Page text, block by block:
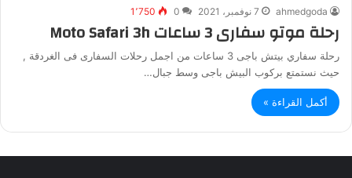
ahmedgoda 7 نوفمبر، 2021 0 1٬750
رحلة موتو سفارى 3 ساعات Moto Safari 3h
رحلة سفاري بيتش باجى 3 ساعات من اجمل رحلات السفارى فى الغردقة ,
حيث نستمتع بركوب البيش باجى وسط جبال…
أكمل القراءة »